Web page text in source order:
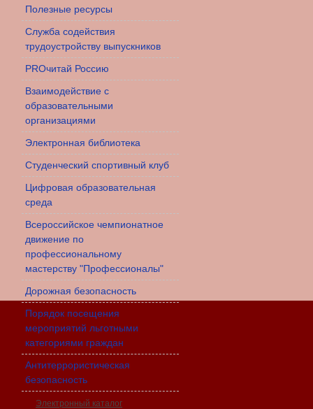
Полезные ресурсы
Служба содействия
трудоустройству выпускников
PROчитай Россию
Взаимодействие с
образовательными
организациями
Электронная библиотека
Студенческий спортивный клуб
Цифровая образовательная
среда
Всероссийское чемпионатное
движение по
профессиональному
мастерству "Профессионалы"
Дорожная безопасность
Порядок посещения
мероприятий льготными
категориями граждан
Антитеррористическая
безопасность
Электронный каталог